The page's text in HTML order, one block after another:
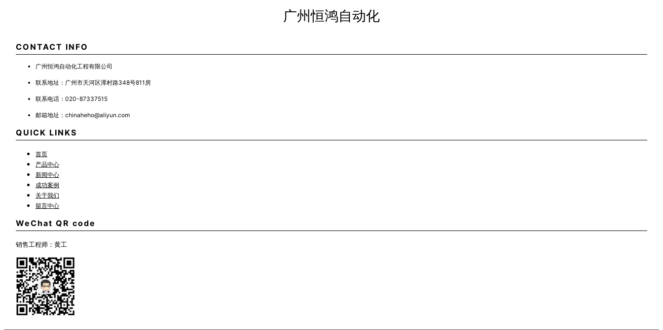
广州恒鸿自动化
CONTACT INFO
广州恒鸿自动化工程有限公司
联系地址： 广州市天河区潭村路348号811房
联系电话： 020-87337515
邮箱地址： chinaheho@aliyun.com
QUICK LINKS
首页
产品中心
新闻中心
成功案例
关于我们
留言中心
WeChat QR code
销售工程师：黄工